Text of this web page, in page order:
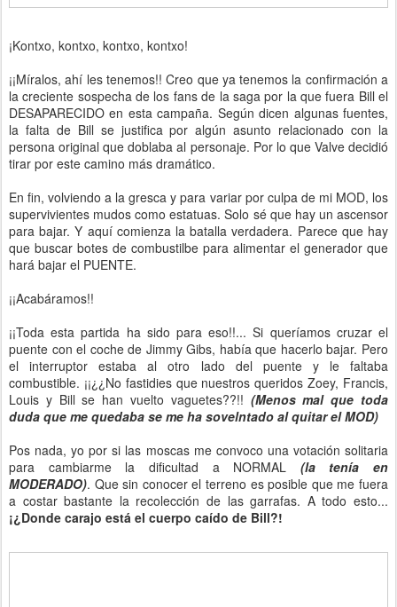
¡Kontxo, kontxo, kontxo, kontxo!
¡¡Míralos, ahí les tenemos!! Creo que ya tenemos la confirmación a
la creciente sospecha de los fans de la saga por la que fuera Bill el
DESAPARECIDO en esta campaña. Según dicen algunas fuentes,
la falta de Bill se justifica por algún asunto relacionado con la
persona original que doblaba al personaje. Por lo que Valve decidió
tirar por este camino más dramático.
En fin, volviendo a la gresca y para variar por culpa de mi MOD, los
supervivientes mudos como estatuas. Solo sé que hay un ascensor
para bajar. Y aquí comienza la batalla verdadera. Parece que hay
que buscar botes de combustilbe para alimentar el generador que
hará bajar el PUENTE.
¡¡Acabáramos!!
¡¡Toda esta partida ha sido para eso!!... Si queríamos cruzar el
puente con el coche de Jimmy Gibs, había que hacerlo bajar. Pero
el interruptor estaba al otro lado del puente y le faltaba
combustible. ¡¡¿¿No fastidies que nuestros queridos Zoey, Francis,
Louis y Bill se han vuelto vaguetes??!! (Menos mal que toda
duda que me quedaba se me ha sovelntado al quitar el MOD)
Pos nada, yo por si las moscas me convoco una votación solitaria
para cambiarme la dificultad a NORMAL (la tenía en
MODERADO). Que sin conocer el terreno es posible que me fuera
a costar bastante la recolección de las garrafas. A todo esto...
¡¿Donde carajo está el cuerpo caído de Bill?!